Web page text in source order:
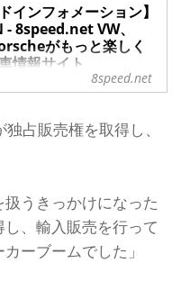
インフォメーション】
- 8speed.net VW、
がもっと楽しく
情報サイト
サスペンションのトップブ
て紹介する。
ルシュタインが、1873年
ナペタルで、オーガス
して設立されたことは、あ
いないだろう。
後の1928年からは、積極
の分野に参入。1954年に
8speed.net
占販売権を取得し、
扱うきっかけになった
、輸入販売を行って
ーブームでした」